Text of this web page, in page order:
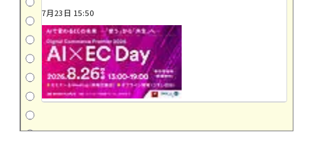
7月23日 15:50